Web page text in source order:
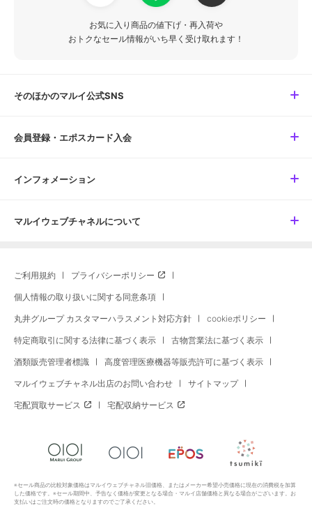
お気に入り商品の値下げ・再入荷や
おトクなセール情報がいち早く受け取れます！
そのほかのマルイ公式SNS
会員登録・エポスカード入会
インフォメーション
マルイウェブチャネルについて
ご利用規約 プライバシーポリシー
個人情報の取り扱いに関する同意条項
丸井グループ カスタマーハラスメント対応方針 cookieポリシー
特定商取引に関する法律に基づく表示 古物営業法に基づく表示
酒類販売管理者標識 高度管理医療機器等販売許可に基づく表示
マルイウェブチャネル出店のお問い合わせ サイトマップ
宅配買取サービス 宅配収納サービス
※セール商品の比較対象価格はマルイウェブチャネル旧価格、またはメーカー希望小売価格に現在の消費税を加算
した価格です。※セール期間中、予告なく価格が変更となる場合・マルイ店舗価格と異なる場合がございます。お
支払いはご注文時の価格となりますのでご了承ください。